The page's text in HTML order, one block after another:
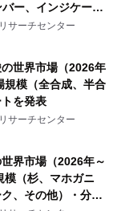
バー、インジケータ
グシステム、その
を発表
サーチセンター
世界市場（2026年
規模（全合成、半合
を発表
サーチセンター
界市場（2026年～
模（杉、マホガニ
、その他）・分析